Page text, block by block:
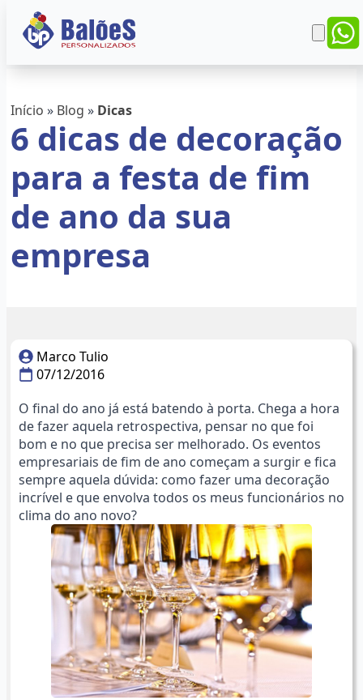
Início » Blog » Dicas
6 dicas de decoração
para a festa de fim
de ano da sua
empresa
Marco Tulio
07/12/2016
O final do ano já está batendo à porta. Chega a hora
de fazer aquela retrospectiva, pensar no que foi
bom e no que precisa ser melhorado. Os eventos
empresariais de fim de ano começam a surgir e fica
sempre aquela dúvida: como fazer uma decoração
incrível e que envolva todos os meus funcionários no
clima do ano novo?